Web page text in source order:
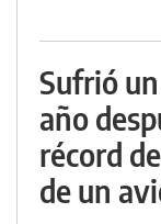
Sufrió
año
récord
de un